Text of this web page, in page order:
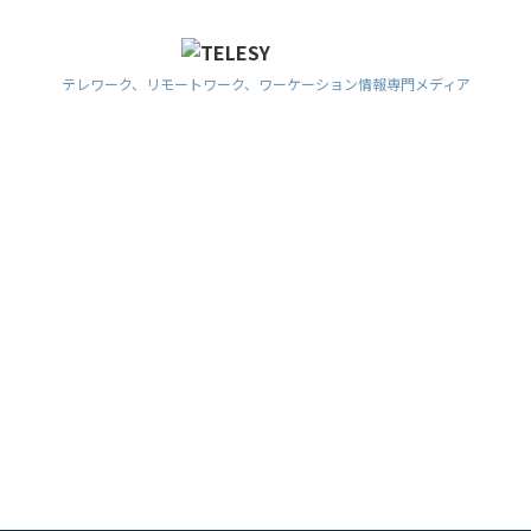
テレワーク、リモートワーク、ワーケーション情報専門メディア